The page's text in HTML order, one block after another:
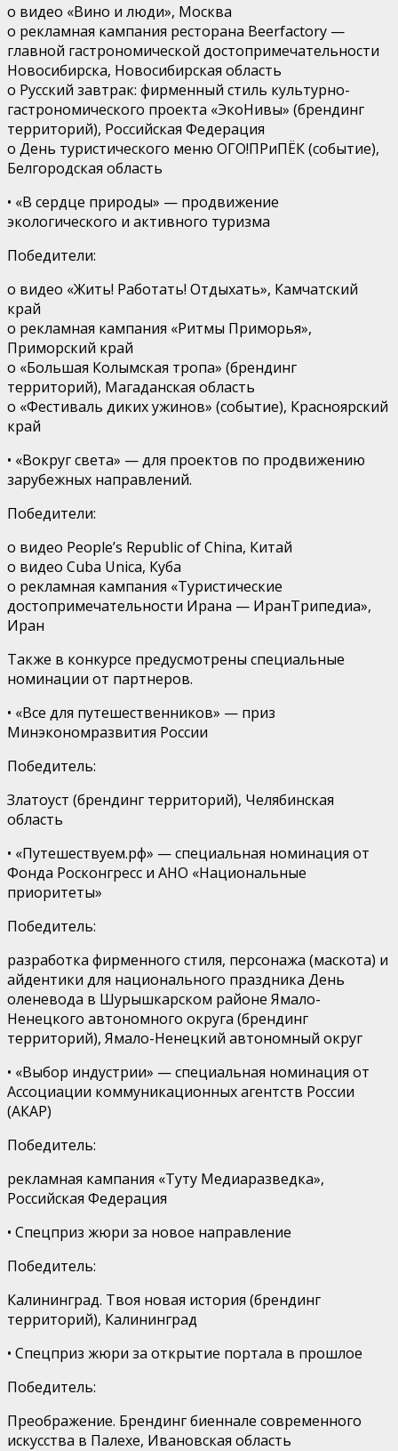
o видео «Вино и люди», Москва
o рекламная кампания ресторана Beerfactory —
главной гастрономической достопримечательности
Новосибирска, Новосибирская область
o Русский завтрак: фирменный стиль культурно-
гастрономического проекта «ЭкоНивы» (брендинг
территорий), Российская Федерация
o День туристического меню ОГО!ПРиПЁК(событие),
Белгородская область
• «В сердце природы» — продвижение
экологического и активного туризма
Победители:
o видео «Жить! Работать! Отдыхать», Камчатский
край
o рекламная кампания «Ритмы Приморья»,
Приморский край
o «Большая Колымская тропа» (брендинг
территорий), Магаданская область
o «Фестиваль диких ужинов» (событие), Красноярский
край
• «Вокруг света» — для проектов по продвижению
зарубежных направлений.
Победители:
o видео People’s Republic of China, Китай
o видео Cuba Unica, Куба
o рекламная кампания «Туристические
достопримечательности Ирана — ИранТрипедиа»,
Иран
Также в конкурсе предусмотрены специальные
номинации от партнеров.
• «Все для путешественников» — приз
Минэкономразвития России
Победитель:
Златоуст (брендинг территорий), Челябинская
область
• «Путешествуем.рф» —специальная номинация от
Фонда Росконгресс и АНО «Национальные
приоритеты»
Победитель:
разработка фирменного стиля, персонажа (маскота) и
айдентики для национального праздника День
оленевода в Шурышкарском районе Ямало-
Ненецкого автономного округа (брендинг
территорий), Ямало-Ненецкий автономный округ
• «Выбор индустрии» —специальная номинация от
Ассоциации коммуникационных агентств России
(АКАР)
Победитель:
рекламная кампания «Туту Медиаразведка»,
Российская Федерация
• Спецприз жюри за новое направление
Победитель:
Калининград. Твоя новая история (брендинг
территорий), Калининград
• Спецприз жюри за открытие портала в прошлое
Победитель:
Преображение. Брендинг биеннале современного
искусства в Палехе, Ивановская область